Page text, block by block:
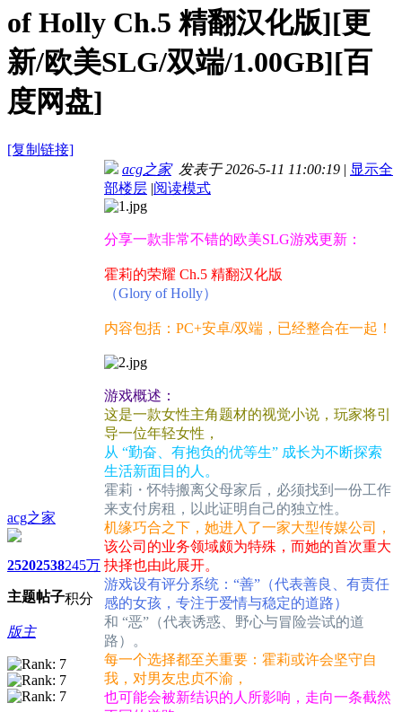
of Holly Ch.5 精翻汉化版][更
新/欧美SLG/双端/1.00GB][百
度网盘]
[复制链接]
acg之家
2520
主题
2538
帖子
245万
积分
版主
acg之家发表于 2026-5-11 11:00:19 | 显示全
部楼层 |阅读模式
分享一款非常不错的欧美SLG游戏更新：
霍莉的荣耀 Ch.5 精翻汉化版
（Glory of Holly）
内容包括：PC+安卓/双端，已经整合在一起！
游戏概述：
这是一款女性主角题材的视觉小说，玩家将引
导一位年轻女性，
从 “勤奋、有抱负的优等生” 成长为不断探索
生活新面目的人。
霍莉・怀特搬离父母家后，必须找到一份工作
来支付房租，以此证明自己的独立性。
机缘巧合之下，她进入了一家大型传媒公司，
该公司的业务领域颇为特殊，而她的首次重大
抉择也由此展开。
游戏设有评分系统：“善”（代表善良、有责任
感的女孩，专注于爱情与稳定的道路）
和 “恶”（代表诱惑、野心与冒险尝试的道
路）。
每一个选择都至关重要：霍莉或许会坚守自
我，对男友忠贞不渝，
也可能会被新结识的人所影响，走向一条截然